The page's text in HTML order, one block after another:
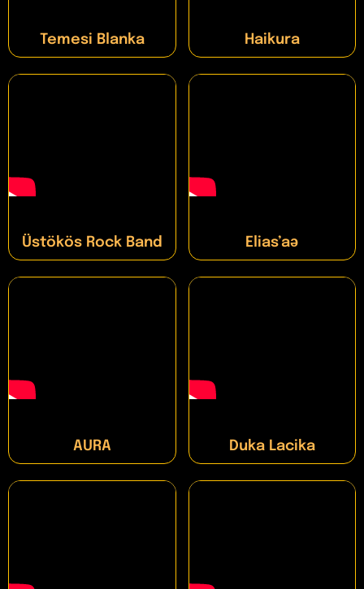
Temesi Blanka Haikura
Üstökös Rock Band Elias’aǝ
AURA Duka Lacika